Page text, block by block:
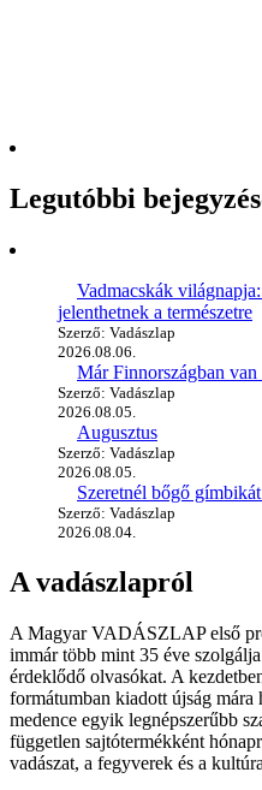
Legutóbbi
Vadmacskák
jelenthetnek a természetre
Szerző: Vadászlap
2026.08.06.
Már Finnországban van
Szerző: Vadászlap
2026.08.05.
Augusztus
Szerző: Vadászlap
2026.08.05.
Szeretnél bőgő
Szerző: Vadászlap
2026.08.04.
A vadászlapról
A Magyar VADÁSZLAP első
immár több mint 35 éve
érdeklődő olvasókat. A
formátumban kiadott újság mára
medence egyik legnépszerűbb
független sajtótermékként
vadászat, a fegyverek és a